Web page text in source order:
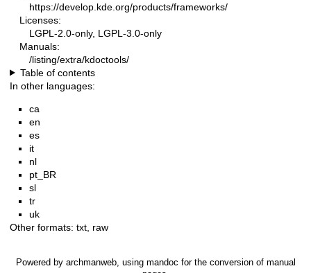
https://develop.kde.org/products/frameworks/
Licenses:
LGPL-2.0-only, LGPL-3.0-only
Manuals:
/listing/extra/kdoctools/
Table of contents
In other languages:
ca
en
es
it
nl
pt_BR
sl
tr
uk
Other formats: txt raw
Powered by archmanweb, using mandoc for the conversion of manual